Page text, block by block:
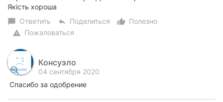
Якість хороша
chat_bubble Ответить reply Поделиться thumb_up_alt
Полезно
warning Пожаловаться
Консуэло
04 сентября 2020
Спасибо за одобрение